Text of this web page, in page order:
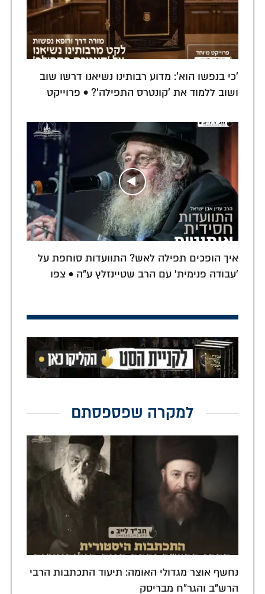
'כי בנפשו הוא': מדוע רבותינו נשיאנו דרשו שוב
ושוב ללמוד את 'קונטרס התפילה'? • פרוייקט
איך הופכים תפילה לאש? התוועדות סוחפת על
'עבודה פנימית' עם הרב שטיינזלץ ע"ה • צפו
למקרה שפספסתם
נחשף אוצר מגדולי האומה: תיעוד התכתבות הרבי
הרש"ב והגר"ח מבריסק